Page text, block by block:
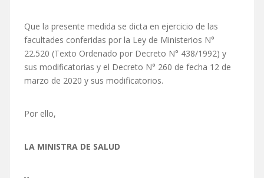
Que la presente medida se dicta en ejercicio de las
facultades conferidas por la Ley de Ministerios N°
22.520 (Texto Ordenado por Decreto N° 438/1992) y
sus modificatorias y el Decreto N° 260 de fecha 12 de
marzo de 2020 y sus modificatorios.
Por ello,
LA MINISTRA DE SALUD